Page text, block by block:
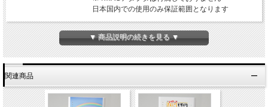
日本国内での使用のみ保証範囲となります
▼ 商品説明の続きを見る ▼
関連商品